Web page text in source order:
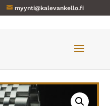
myynti@kalevankello.fi